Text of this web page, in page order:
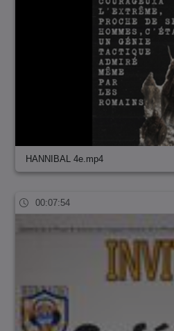
HANNIBAL 4e.mp4
00:07:54